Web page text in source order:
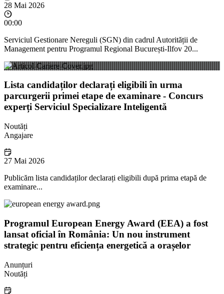
28 Mai 2026
00:00
Serviciul Gestionare Nereguli (SGN) din cadrul Autorității de
Management pentru Programul Regional București-Ilfov 20...
Lista candidaților declarați eligibili în urma
parcurgerii primei etape de examinare - Concurs
experți Serviciul Specializare Inteligentă
Noutăți
Angajare
27 Mai 2026
Publicăm lista candidaților declarați eligibili după prima etapă de
examinare...
Programul European Energy Award (EEA) a fost
lansat oficial în România: Un nou instrument
strategic pentru eficiența energetică a orașelor
Anunțuri
Noutăți